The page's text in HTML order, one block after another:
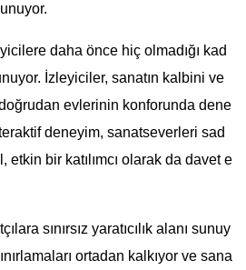
daha önce hiç olmadığı kad
İzleyiciler, sanatın kalbini ve
doğrudan evlerinin konforunda dene
deneyim, sanatseverleri sad
bir katılımcı olarak da davet e
sınırsız yaratıcılık alanı sunuy
ortadan kalkıyor ve sana